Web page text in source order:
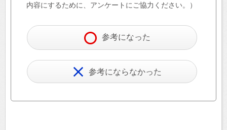
内容にするために、アンケートにご協力ください。）
参考になった
参考にならなかった